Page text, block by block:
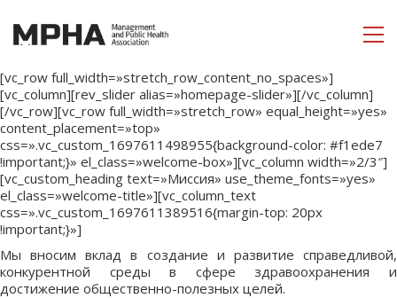
[vc_row full_width=»stretch_row_content_no_spaces»]
[vc_column][rev_slider alias=»homepage-slider»][/vc_column]
[/vc_row][vc_row full_width=»stretch_row» equal_height=»yes»
content_placement=»top»
css=».vc_custom_1697611498955{background-color: #f1ede7
!important;}» el_class=»welcome-box»][vc_column width=»2/3″]
[vc_custom_heading text=»Миссия» use_theme_fonts=»yes»
el_class=»welcome-title»][vc_column_text
css=».vc_custom_1697611389516{margin-top: 20px
!important;}»]
Мы вносим вклад в создание и развитие справедливой,
конкурентной среды в сфере здравоохранения и
достижение общественно-полезных целей.